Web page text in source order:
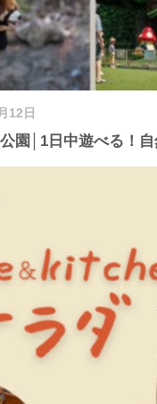
12日
園│1日中遊べる！